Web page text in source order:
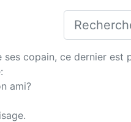
ses copain, ce dernier
ami?